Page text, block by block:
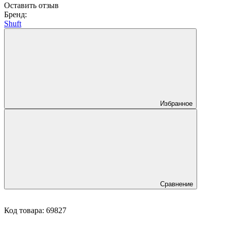
Оставить отзыв
Бренд:
Shuft
Избранное
Сравнение
Код товара: 69827